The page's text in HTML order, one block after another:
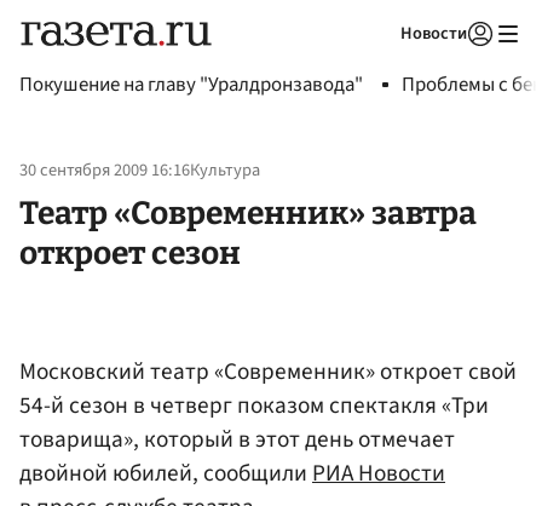
Новости
Покушение на главу "Уралдронзавода" Проблемы с
30 сентября 2009 16:16Культура
Театр «Современник» завтра
откроет сезон
Московский театр «Современник» откроет свой
54-й сезон в четверг показом спектакля «Три
товарища», который в этот день отмечает
двойной юбилей, сообщилиРИА Новости